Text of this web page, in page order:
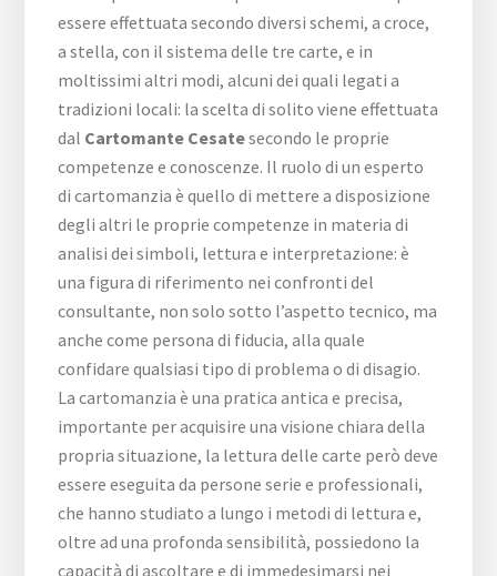
essere effettuata secondo diversi schemi, a croce,
a stella, con il sistema delle tre carte, e in
moltissimi altri modi, alcuni dei quali legati a
tradizioni locali: la scelta di solito viene effettuata
dal Cartomante Cesatesecondo le proprie
competenze e conoscenze. Il ruolo di un esperto
di cartomanzia è quello di mettere a disposizione
degli altri le proprie competenze in materia di
analisi dei simboli, lettura e interpretazione: è
una figura di riferimento nei confronti del
consultante, non solo sotto l’aspetto tecnico, ma
anche come persona di fiducia, alla quale
confidare qualsiasi tipo di problema o di disagio.
La cartomanzia è una pratica antica e precisa,
importante per acquisire una visione chiara della
propria situazione, la lettura delle carte però deve
essere eseguita da persone serie e professionali,
che hanno studiato a lungo i metodi di lettura e,
oltre ad una profonda sensibilità, possiedono la
capacità di ascoltare e di immedesimarsi nei